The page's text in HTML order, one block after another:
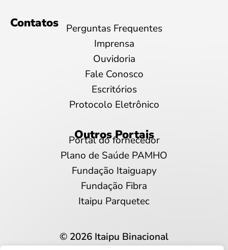
Contatos
Perguntas Frequentes
Imprensa
Ouvidoria
Fale Conosco
Escritórios
Protocolo Eletrônico
Outros Portais
Portal do fornecedor
Plano de Saúde PAMHO
Fundação Itaiguapy
Fundação Fibra
Itaipu Parquetec
© 2026 Itaipu Binacional